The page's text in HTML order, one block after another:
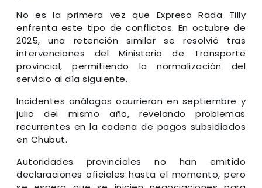
No es la primera vez que Expreso Rada Tilly
enfrenta este tipo de conflictos. En octubre de
2025, una retención similar se resolvió tras
intervenciones del Ministerio de Transporte
provincial, permitiendo la normalización del
servicio al día siguiente.
Incidentes análogos ocurrieron en septiembre y
julio del mismo año, revelando problemas
recurrentes en la cadena de pagos subsidiados
en Chubut.
Autoridades provinciales no han emitido
declaraciones oficiales hasta el momento, pero